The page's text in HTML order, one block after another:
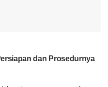
dan Prosedurnya